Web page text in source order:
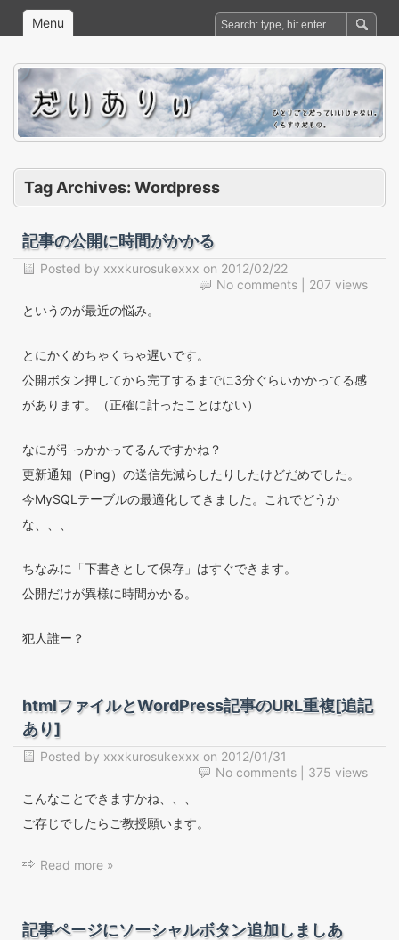
Menu
Tag Archives: Wordpress
記事の公開に時間がかかる
Posted by xxxkurosukexxx on 2012/02/22
No comments | 207 views
というのが最近の悩み。
とにかくめちゃくちゃ遅いです。
公開ボタン押してから完了するまでに3分ぐらいかかってる感
があります。（正確に計ったことはない）
なにが引っかかってるんですかね？
更新通知（Ping）の送信先減らしたりしたけどだめでした。
今MySQLテーブルの最適化してきました。これでどうか
な、、、
ちなみに「下書きとして保存」はすぐできます。
公開だけが異様に時間かかる。
犯人誰ー？
htmlファイルとWordPress記事のURL重複[追記
あり]
Posted by xxxkurosukexxx on 2012/01/31
No comments | 375 views
こんなことできますかね、、、
ご存じでしたらご教授願います。
Read more »
記事ページにソーシャルボタン追加しましあ